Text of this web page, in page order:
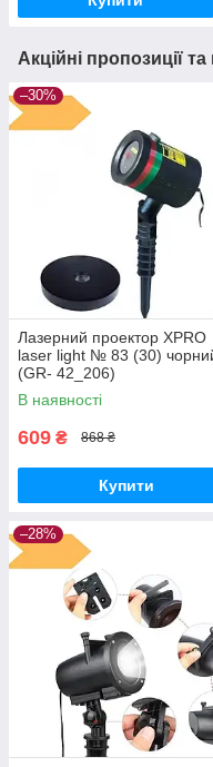
Акційні пропозиції
–30%
Лазерний проектор XPRO
laser light № 83 (30)
(GR- 42_206)
В наявності
609 ₴ 868 ₴
Купити
–28%